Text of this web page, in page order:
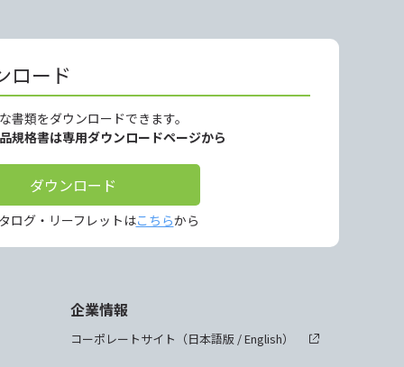
ロード
書類をダウンロードできます。
規格書は専用ダウンロードページから
ダウンロード
ログ・リーフレットはこちらから
企業情報
コーポレートサイト（日本語版 /English）